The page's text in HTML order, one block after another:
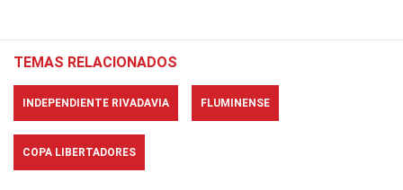
TEMAS RELACIONADOS
INDEPENDIENTE RIVADAVIA FLUMINENSE
COPA LIBERTADORES